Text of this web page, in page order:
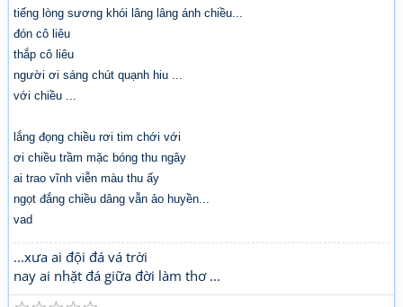
tiếng lòng sương khói lâng lâng ánh chiều...
đón cô liêu
thắp cô liêu
người ơi sáng chút quạnh hiu ...
với chiều ...
lắng đọng chiều rơi tim chới với
ơi chiều trầm mặc bóng thu ngây
ai trao vĩnh viễn màu thu ấy
ngọt đắng chiều dâng vẫn ảo huyền...
vad
...xưa ai đội đá vá trời
nay ai nhặt đá giữa đời làm thơ ...